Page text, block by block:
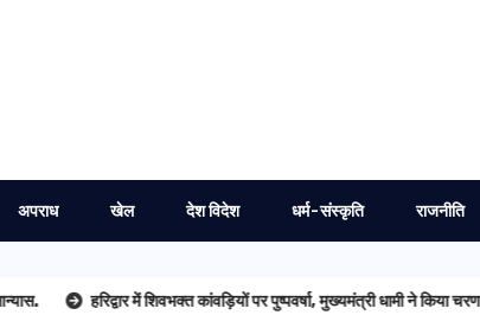
अपराध खेल देश विदेश धर्म-संस्कृति राजनीति
में शिवभक्त कांवड़ियों पर पुष्पवर्षा, मुख्यमंत्री धामी ने किया चरण प्रक्षालन…